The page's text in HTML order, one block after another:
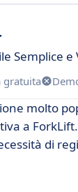
Semplice e
gratuita
molto
a
di